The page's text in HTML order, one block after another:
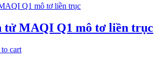
tử MAQI Q1 mô tơ liền trục
cart